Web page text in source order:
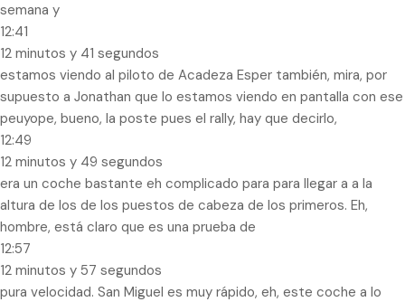
semana y
12:41
12 minutos y 41 segundos
estamos viendo al piloto de Acadeza Esper también, mira, por
supuesto a Jonathan que lo estamos viendo en pantalla con ese
peuyope, bueno, la poste pues el rally, hay que decirlo,
12:49
12 minutos y 49 segundos
era un coche bastante eh complicado para para llegar a a la
altura de los de los puestos de cabeza de los primeros. Eh,
hombre, está claro que es una prueba de
12:57
12 minutos y 57 segundos
pura velocidad. San Miguel es muy rápido, eh, este coche a lo